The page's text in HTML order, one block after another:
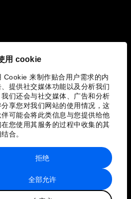
用 cookie
Cookie 来制作贴合用户需求的内
提供社交媒体功能以及分析我们
我们还会与社交媒体、广告和分析
享您对我们网站的使用情况，这
可能会将此类信息与您提供给他
您使用其服务的过程中收集的其
合。
全部允许
拒绝
站点地图